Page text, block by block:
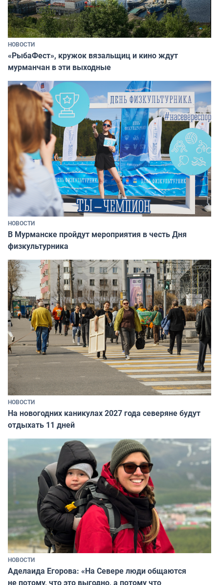
НОВОСТИ
«РыбаФест», кружок вязальщиц и кино ждут
мурманчан в эти выходные
НОВОСТИ
В Мурманске пройдут мероприятия в честь Дня
физкультурника
НОВОСТИ
На новогодних каникулах 2027 года северяне будут
отдыхать 11 дней
НОВОСТИ
Аделаида Егорова: «На Севере люди общаются
не потому, что это выгодно, а потому что